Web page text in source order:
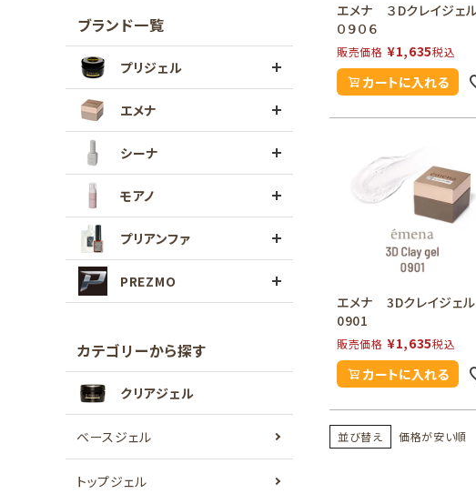
ブランド一覧
プリジェル
エメナ
シーナ
モアノ
プリアンファ
PREZMO
カテゴリーから探す
クリアジェル
ベースジェル
トップジェル
エメナ ３Dクレイジェ
０９０６
販売価格 ¥1,635税込
カートに入れる
エメナ 3Dクレイジェル
0901
販売価格 ¥1,635税込
カートに入れる
並び替え 価格が安い順